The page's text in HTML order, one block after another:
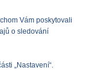
Vám poskytovali
o sledování
„Nastavení“.